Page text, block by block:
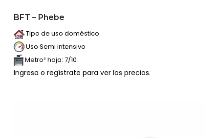
BFT – Phebe
Tipo de uso doméstico
Uso Semi intensivo
Metro² hoja: 7/10
Ingresa o regístrate para ver los precios.